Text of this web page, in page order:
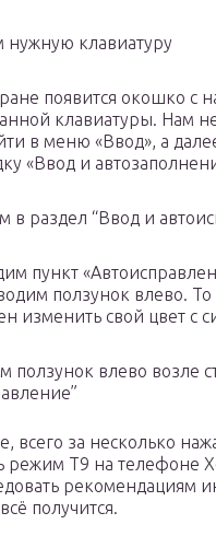
клавиатуру
появится окошко с
клавиатуры. Нам
в меню «Ввод», а
«Ввод и
в раздел “Ввод и
пункт
ползунок влево. То
изменить свой цвет с
ползунок влево возле
всего за несколько
режим Т9 на телефоне
рекомендациям
получится.